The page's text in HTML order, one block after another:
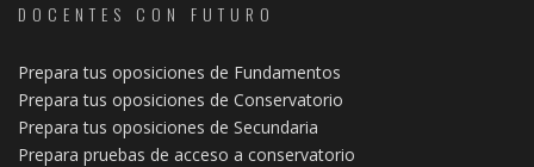
DOCENTES CON FUTURO
Prepara tus oposiciones de Fundamentos
Prepara tus oposiciones de Conservatorio
Prepara tus oposiciones de Secundaria
Prepara pruebas de acceso a conservatorio